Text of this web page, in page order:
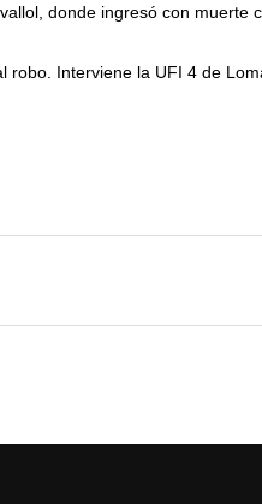
donde ingresó con muerte
robo. Interviene la UFI 4 de